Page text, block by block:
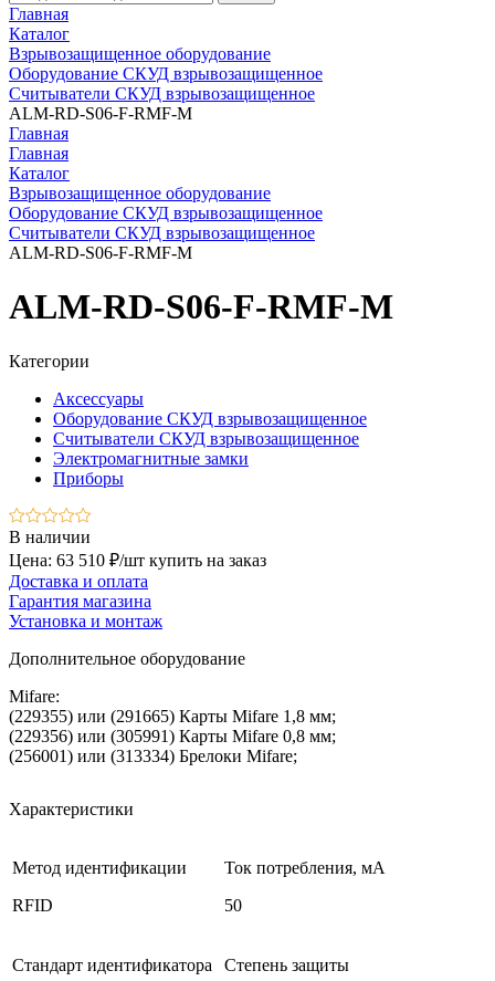
Главная
Каталог
Взрывозащищенное оборудование
Оборудование СКУД взрывозащищенное
Считыватели СКУД взрывозащищенное
ALM-RD-S06-F-RMF-M
Главная
Главная
Каталог
Взрывозащищенное оборудование
Оборудование СКУД взрывозащищенное
Считыватели СКУД взрывозащищенное
ALM-RD-S06-F-RMF-M
ALM-RD-S06-F-RMF-M
Категории
Аксессуары
Оборудование СКУД взрывозащищенное
Считыватели СКУД взрывозащищенное
Электромагнитные замки
Приборы
В наличии
Цена: 63 510 ₽/шт купить на заказ
Доставка и оплата
Гарантия магазина
Установка и монтаж
Дополнительное оборудование
Mifare:
(229355) или (291665) Карты Mifare 1,8 мм;
(229356) или (305991) Карты Mifare 0,8 мм;
(256001) или (313334) Брелоки Mifare;
Характеристики
Метод идентификации
RFID
Ток потребления, мА
50
Стандарт идентификатора
Степень защиты